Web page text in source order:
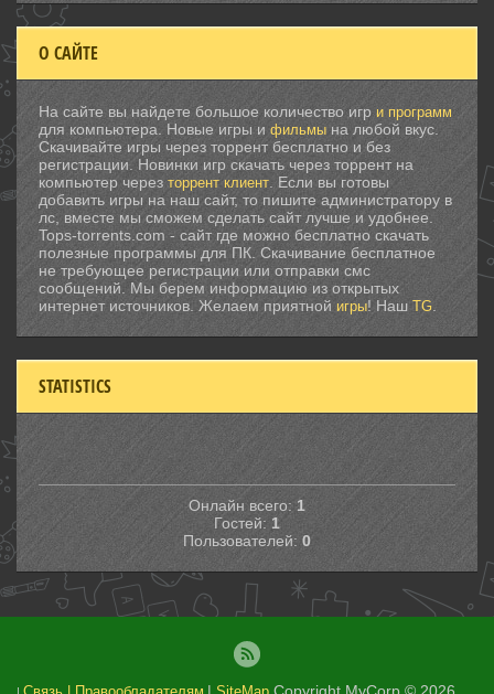
О САЙТЕ
На сайте вы найдете большое количество игр и программ
для компьютера. Новые игры и фильмы на любой вкус.
Скачивайте игры через торрент бесплатно и без
регистрации. Новинки игр скачать через торрент на
компьютер через торрент клиент. Если вы готовы
добавить игры на наш сайт, то пишите администратору в
лс, вместе мы сможем сделать сайт лучше и удобнее.
Tops-torrents.com - сайт где можно бесплатно скачать
полезные программы для ПК. Скачивание бесплатное
не требующее регистрации или отправки смс
сообщений. Мы берем информацию из открытых
интернет источников. Желаем приятной игры! Наш TG.
STATISTICS
Онлайн всего: 1
Гостей: 1
Пользователей: 0